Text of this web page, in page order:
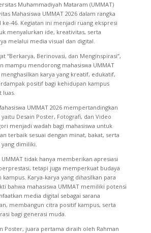
Muhammadiyah Mataram (UMMAT)
Mahasiswa UMMAT 2026 dalam rangka
46. Kegiatan ini menjadi ruang ekspresi
menyalurkan ide, kreativitas, serta
melalui media visual dan digital.
“Berkarya, Berinovasi, dan Menginspirasi”,
mampu mendorong mahasiswa UMMAT
karya yang kreatif, edukatif,
positif bagi kehidupan kampus
luas.
UMMAT 2026 mempertandingkan
Desain Poster, Fotografi, dan Video
menjadi wadah bagi mahasiswa untuk
terbaik sesuai dengan minat, bakat, serta
dimiliki.
tidak hanya memberikan apresiasi
tetapi juga memperkuat budaya
Karya-karya yang dihasilkan para
bahwa mahasiswa UMMAT memiliki potensi
media digital sebagai sarana
membangun citra positif kampus, serta
bagi generasi muda.
Poster, juara pertama diraih oleh Rahman